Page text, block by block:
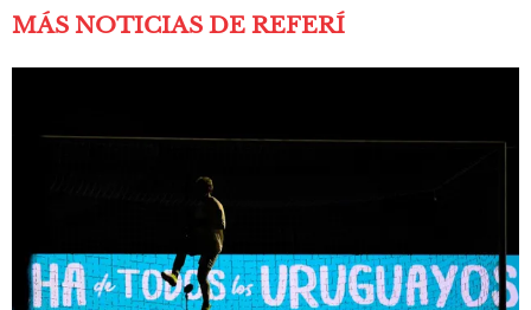
MÁS NOTICIAS DE REFERÍ